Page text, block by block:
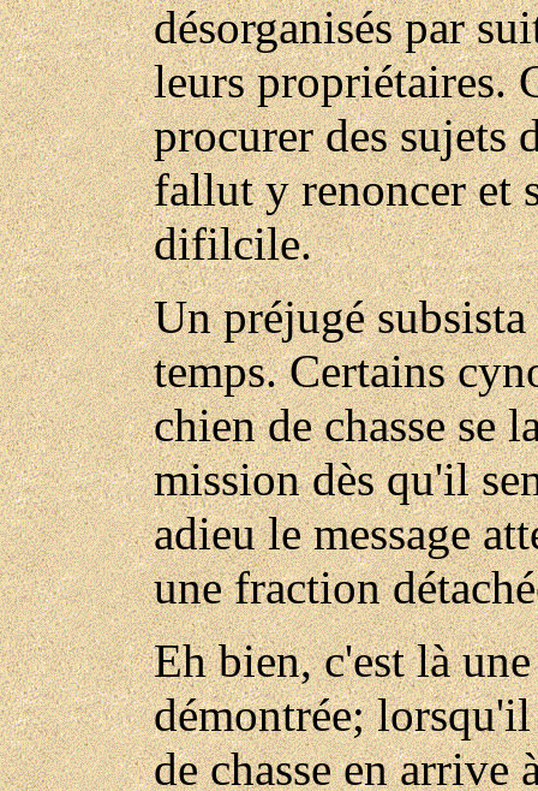
désorganisés par
leurs propriétaires.
procurer des sujets
fallut y renoncer et
difilcile.
Un préjugé
temps. Certains
chien de chasse se
mission dès qu'il
adieu le message
une fraction
Eh bien, c'est là
démontrée;
de chasse en